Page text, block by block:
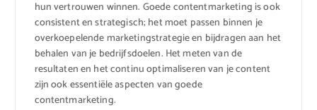
hun vertrouwen winnen. Goede contentmarketing is ook
consistent en strategisch; het moet passen binnen je
overkoepelende marketingstrategie en bijdragen aan het
behalen van je bedrijfsdoelen. Het meten van de
resultaten en het continu optimaliseren van je content
zijn ook essentiële aspecten van goede
contentmarketing.